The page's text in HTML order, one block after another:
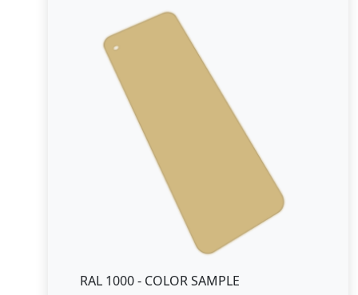
RAL 1000 - COLOR SAMPLE